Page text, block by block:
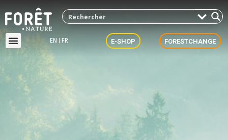
EN FR E-SHOP FORESTCHANGE